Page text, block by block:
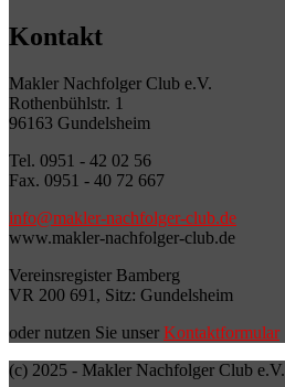
Kontakt
Makler Nachfolger Club e.V.
Rothenbühlstr. 1
96163 Gundelsheim
Tel. 0951 - 42 02 56
Fax. 0951 - 40 72 667
info@makler-nachfolger-club.de
www.makler-nachfolger-club.de
Vereinsregister Bamberg
VR 200 691, Sitz: Gundelsheim
oder nutzen Sie unser Kontaktformular
(c) 2025 - Makler Nachfolger Club e.V.